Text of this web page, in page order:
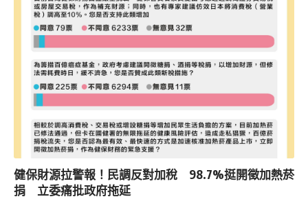
健保財源拉警報！民調反對加稅 98.7%挺開徵加熱菸
捐 立委痛批政府拖延